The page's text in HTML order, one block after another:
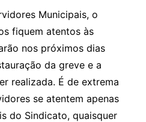
Municipais, o
fiquem atentos às
nos próximos dias
da greve e a
realizada. É de extrema
se atentem apenas
do Sindicato, quaisquer